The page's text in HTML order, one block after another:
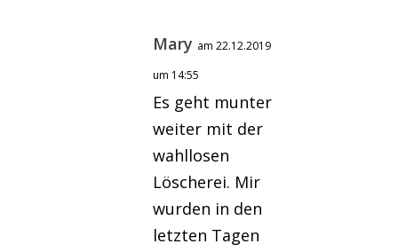
Mary am 22.12.2019
um 14:55
Es geht munter
weiter mit der
wahllosen
Löscherei. Mir
wurden in den
letzten Tagen